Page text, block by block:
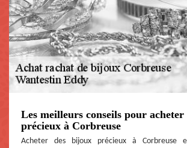
Les meilleurs conseils pour
précieux à Corbreuse
Acheter des bijoux précieux à Corbreuse